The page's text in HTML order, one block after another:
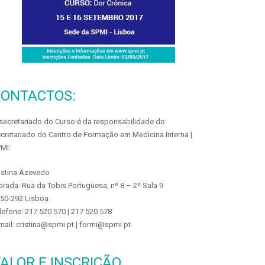
do Curso é da responsabilidade do
do Centro de Formação em Medicina Interna |
Azevedo
Rua da Tobis Portuguesa, nº 8 – 2º Sala 9
292 Lisboa
217 520 570 | 217 520 578
cristina@spmi.pt | formi@spmi.pt